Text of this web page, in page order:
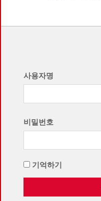
사용자명
비밀번호
기억하기